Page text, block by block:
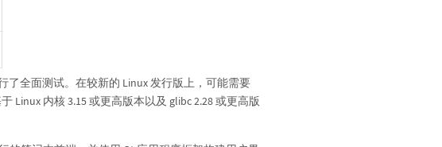
了全面测试。在较新的 Linux 发行版上，可能需要
Linux 内核 3.15 或更高版本以及 glibc 2.28 或更高版